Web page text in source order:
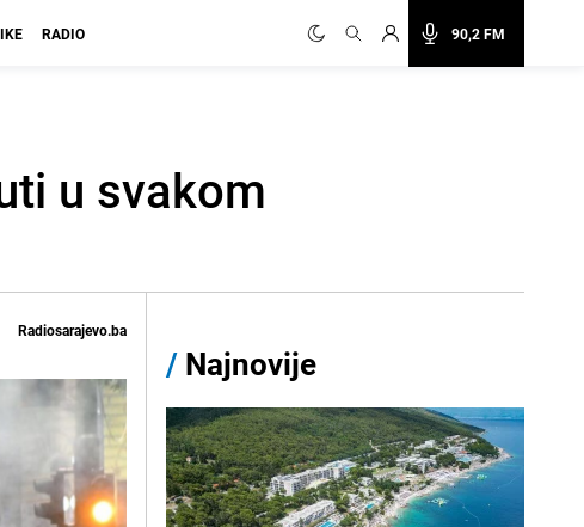
90,2 FM
RADIO
u svakom
Radiosarajevo.ba
/ Najnovije